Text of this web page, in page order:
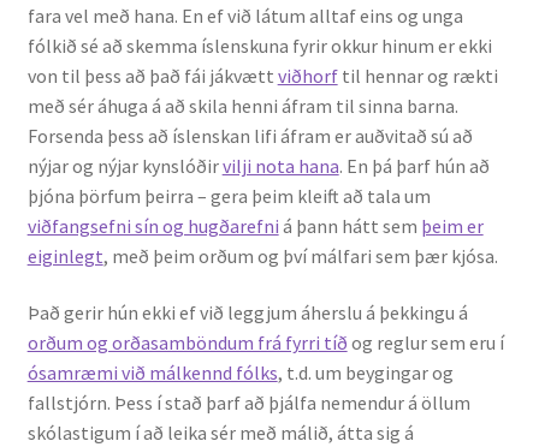
fara vel með hana. En ef við látum alltaf eins og unga
fólkið sé að skemma íslenskuna fyrir okkur hinum er ekki
von til þess að það fái jákvætt viðhorftil hennar og rækti
með sér áhuga á að skila henni áfram til sinna barna.
Forsenda þess að íslenskan lifi áfram er auðvitað sú að
nýjar og nýjar kynslóðirvilji nota hana. En þá þarf hún að
þjóna þörfum þeirra – gera þeim kleift að tala um
viðfangsefni sín og hugðar­efni á þann hátt sem þeim er
eiginlegt, með þeim orðum og því málfari sem þær kjósa.
Það gerir hún ekki ef við leggjum áherslu á þekkingu á
orðum og orðasamböndum frá fyrri tíð og reglur sem eru í
ósamræmi við málkennd fólks, t.d. um beygingar og
fallstjórn. Þess í stað þarf að þjálfa nemendur á öllum
skólastigum í að leika sér með málið, átta sig á